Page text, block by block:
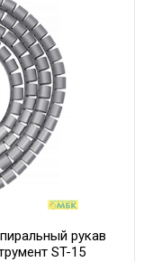
рукав
ST-15